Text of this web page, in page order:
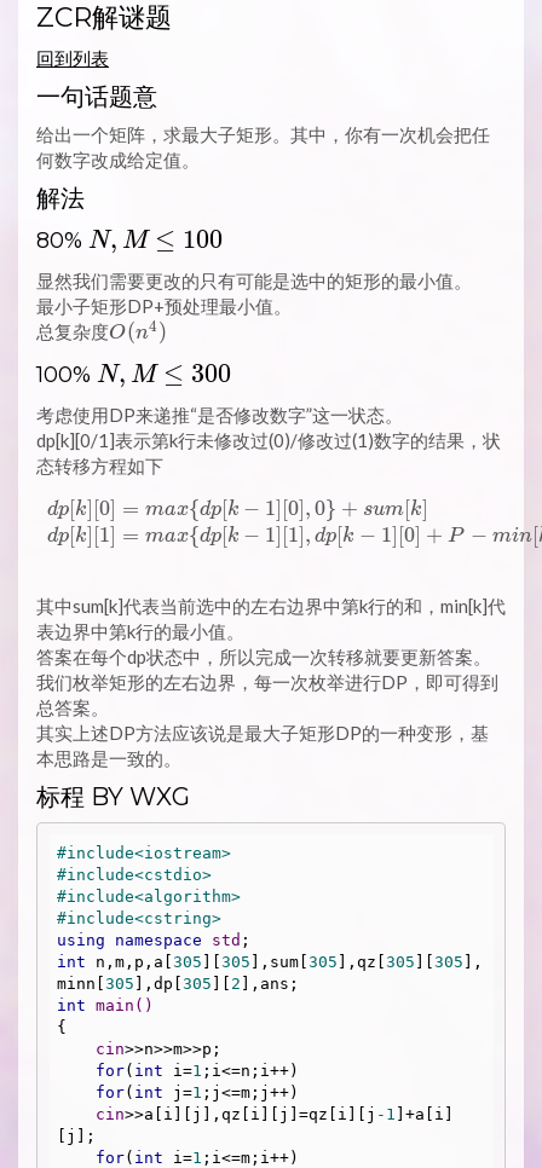
ZCR解谜题
回到列表
一句话题意
给出一个矩阵，求最大子矩形。其中，你有一次机会把任
何数字改成给定值。
解法
80% N, M
\LEQ
100
N, M ≤ 100
显然我们需要更改的只有可能是选中的矩形的最小值。
最小子矩形DP+预处理最小值。
总复杂度O(n^4)
O(n4 )
100% N, M
\LEQ
300
N, M ≤ 300
考虑使用DP来递推“是否修改数字”这一状态。
dp[k][0/1]表示第k行未修改过(0)/修改过(1)数字的结果，状
态转移方程如下
\begin{array}{l} dp[k][0] =
dp[k] [0] = max{dp[k − 1] [0], 0} + sum[k]
dp[k] [1] = max{dp[k − 1] [1], dp[k − 1] [0] + P − min[
其中sum[k]代表当前选中的左右边界中第k行的和，min[k]代
表边界中第k行的最小值。
答案在每个dp状态中，所以完成一次转移就要更新答案。
我们枚举矩形的左右边界，每一次枚举进行DP，即可得到
总答案。
其实上述DP方法应该说是最大子矩形DP的一种变形，基
本思路是一致的。
标程 BY WXG
#include<iostream>
#include<cstdio>
#include<algorithm>
#include<cstring>
using
namespace std
int n,m,p,a[ 305 305 ],sum[ 305 ],qz[ 305 305 ],
minn[ 305 ],dp[ 305 2
int main ()
{
cin>>n>>m>>p;
for( int i=1 ;i<=n;i++)
for( int j=1 ;j<=m;j++)
cin>>a[i][j],qz[i][j]=qz[i][j -1
]+a[i]
[j];
for( int i=1 ;i<=m;i++)